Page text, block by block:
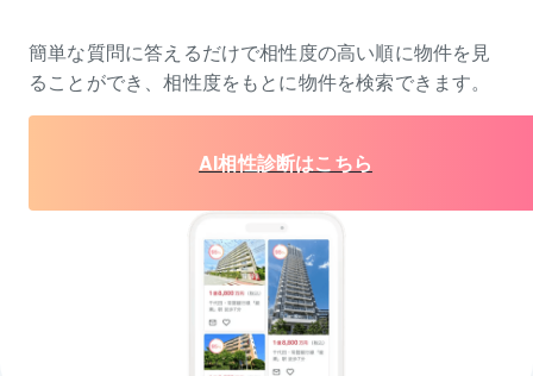
簡単な質問に答えるだけで相性度の高い順に物件を 見
ることができ、相性度をもとに物件を検索できます。
AI相性診断はこちら